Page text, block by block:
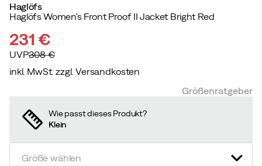
Haglöfs
Haglöfs Women's Front Proof II Jacket Bright Red
231 €
UVP308 €
inkl. MwSt. zzgl. Versandkosten
Größenratgeber
Wie passt dieses Produkt?
Klein
Größe wählen